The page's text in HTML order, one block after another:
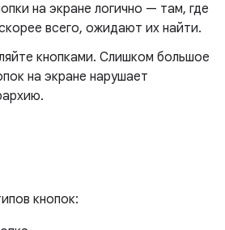
на экране логично — там, где
всего, ожидают их найти.
кнопками. Слишком большое
на экране нарушает
кнопок: